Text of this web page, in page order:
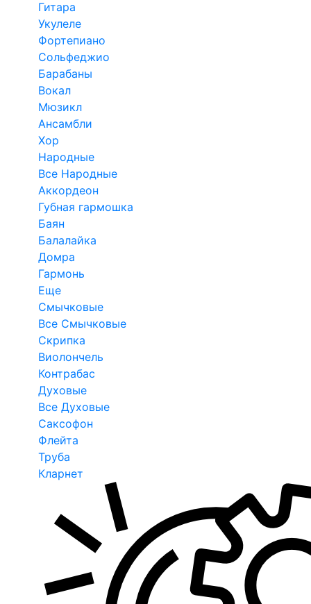
Гитара
Укулеле
Фортепиано
Сольфеджио
Барабаны
Вокал
Мюзикл
Ансамбли
Хор
Народные
Все Народные
Аккордеон
Губная гармошка
Баян
Балалайка
Домра
Гармонь
Еще
Смычковые
Все Смычковые
Скрипка
Виолончель
Контрабас
Духовые
Все Духовые
Саксофон
Флейта
Труба
Кларнет